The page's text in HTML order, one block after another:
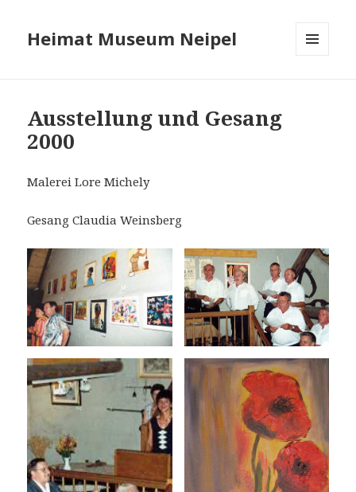
Heimat Museum Neipel
Ausstellung und Gesang
2000
Malerei Lore Michely
Gesang Claudia Weinsberg